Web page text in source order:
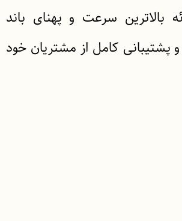
بالاترین سرعت و پهنای باند
کامل از مشتریان خود